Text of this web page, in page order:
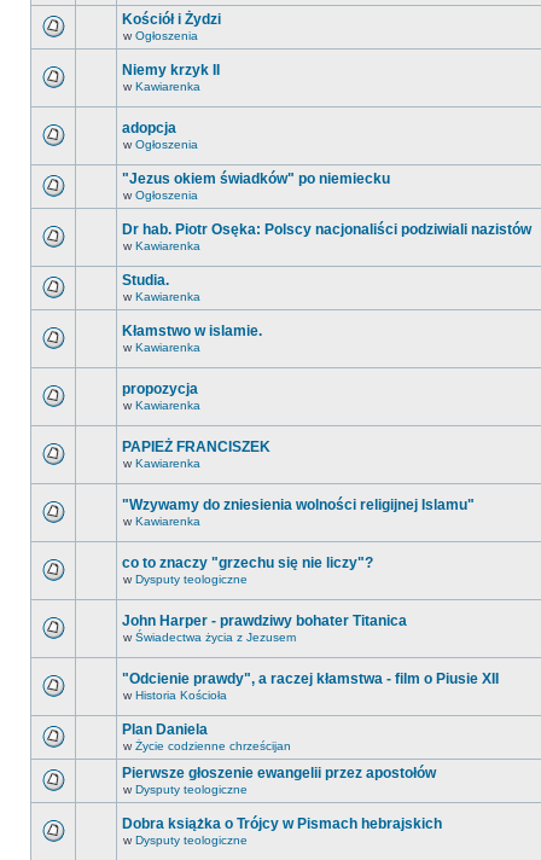
Kościół i Żydzi
w Ogłoszenia
Niemy krzyk II
w Kawiarenka
adopcja
w Ogłoszenia
"Jezus okiem świadków" po niemiecku
w Ogłoszenia
Dr hab. Piotr Osęka: Polscy nacjonaliści podziwiali nazistów
w Kawiarenka
Studia.
w Kawiarenka
Kłamstwo w islamie.
w Kawiarenka
propozycja
w Kawiarenka
PAPIEŻ FRANCISZEK
w Kawiarenka
"Wzywamy do zniesienia wolności religijnej Islamu"
w Kawiarenka
co to znaczy "grzechu się nie liczy"?
w Dysputy teologiczne
John Harper - prawdziwy bohater Titanica
w Świadectwa życia z Jezusem
"Odcienie prawdy", a raczej kłamstwa - film o Piusie XII
w Historia Kościoła
Plan Daniela
w Życie codzienne chrześcijan
Pierwsze głoszenie ewangelii przez apostołów
w Dysputy teologiczne
Dobra książka o Trójcy w Pismach hebrajskich
w Dysputy teologiczne